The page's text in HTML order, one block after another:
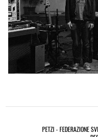
PETZI - FEDERAZIONE